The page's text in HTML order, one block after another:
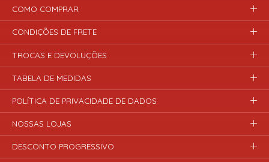
COMO COMPRAR
CONDIÇÕES DE FRETE
TROCAS E DEVOLUÇÕES
TABELA DE MEDIDAS
POLÍTICA DE PRIVACIDADE DE DADOS
NOSSAS LOJAS
DESCONTO PROGRESSIVO